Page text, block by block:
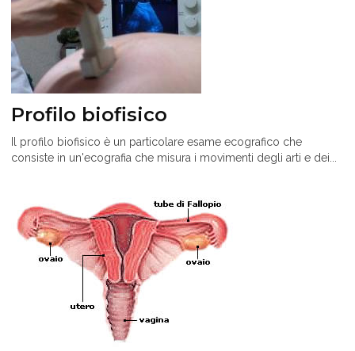
Profilo biofisico
Il profilo biofisico è un particolare esame ecografico che
consiste in un'ecografia che misura i movimenti degli arti e dei...